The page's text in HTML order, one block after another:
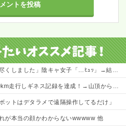
しました」陰キャ女子「…ﾋｭｯ」→結果・・・
ネス記録を達成！→山頂から下ってるだけでした…
ットはデタラメで遠隔操作してるだけ」
が本当の顔かわからないwwwww 他